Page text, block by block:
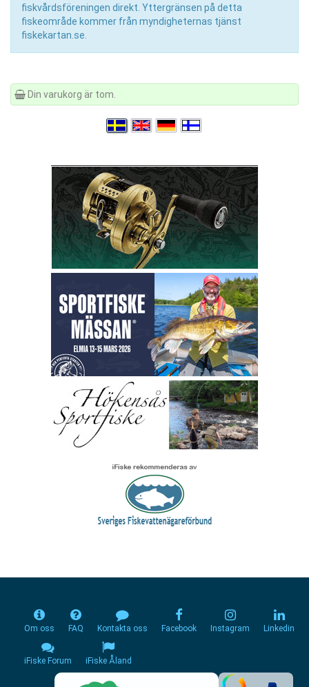
fiskvårdsföreningen direkt. Yttergränsen på detta
fiskeområde kommer från myndigheternas tjänst
fiskekartan.se.
Din varukorg är tom.
Om oss FAQ Kontakta oss Facebook Instagram Linkedin
iFiske Forum iFiske Åland